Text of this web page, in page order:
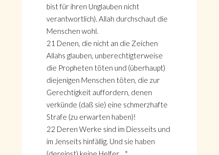
bist für ihren Unglauben nicht
verantwortlich). Allah durchschaut die
Menschen wohl.
21 Denen, die nicht an die Zeichen
Allahs glauben, unberechtigterweise
die Propheten töten und (überhaupt)
diejenigen Menschen töten, die zur
Gerechtigkeit auffordern, denen
verkünde (daß sie) eine schmerzhafte
Strafe (zu erwarten haben)!
22 Deren Werke sind im Diesseits und
im Jenseits hinfällig. Und sie haben